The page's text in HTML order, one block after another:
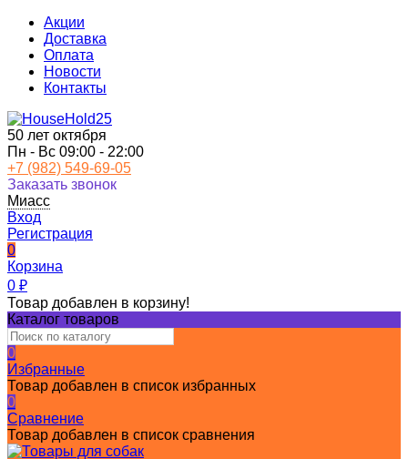
Акции
Доставка
Оплата
Новости
Контакты
50 лет октября
Пн - Вс 09:00 - 22:00
+7 (982) 549-69-05
Заказать звонок
Миасс
Вход
Регистрация
0
Корзина
0 ₽
Товар добавлен в корзину!
Каталог товаров
0
Избранные
Товар добавлен в список избранных
0
Сравнение
Товар добавлен в список сравнения